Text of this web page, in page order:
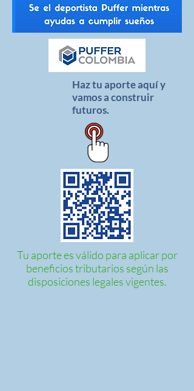
Haz tu aporte aquí y
vamos a construir
futuros.
Tu aporte es válido para aplicar por
beneficios tributarios según las
disposiciones legales vigentes.